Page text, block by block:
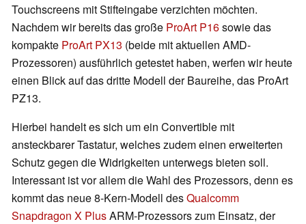
Touchscreens mit Stifteingabe verzichten möchten.
Nachdem wir bereits das große ProArt P16sowie das
kompakte ProArt PX13 (beide mit aktuellen AMD-
Prozessoren) ausführlich getestet haben, werfen wir heute
einen Blick auf das dritte Modell der Baureihe, das ProArt
PZ13.
Hierbei handelt es sich um ein Convertible mit
ansteckbarer Tastatur, welches zudem einen erweiterten
Schutz gegen die Widrigkeiten unterwegs bieten soll.
Interessant ist vor allem die Wahl des Prozessors, denn es
kommt das neue 8-Kern-Modell desQualcomm
Snapdragon X PlusARM-Prozessors zum Einsatz, der